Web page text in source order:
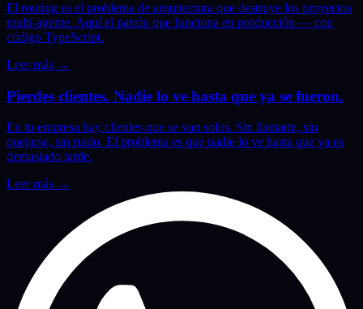
El routing es el problema de arquitectura que destruye los proyectos
multi-agente. Aquí el patrón que funciona en producción — con
código TypeScript.
Leer más →
Pierdes clientes. Nadie lo ve hasta que ya se fueron.
En tu empresa hay clientes que se van solos. Sin llamarte, sin
quejarse, sin ruido. El problema es que nadie lo ve hasta que ya es
demasiado tarde.
Leer más →